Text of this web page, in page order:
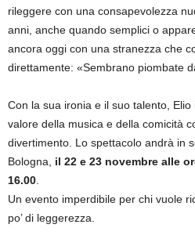
rileggere con una consapevolezza
anni, anche quando semplici o
ancora oggi con una stranezza che
direttamente: «Sembrano piombate
Con la sua ironia e il suo talento,
valore della musica e della comicità
divertimento. Lo spettacolo andrà in
Bologna, il 22 e 23 novembre alle
16.00.
Un evento imperdibile per chi vuole
po’ di leggerezza.